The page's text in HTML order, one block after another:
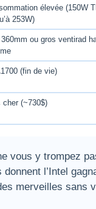
élevée (150W
253W)
ou gros ventirad
(fin de vie)
cher (~730$)
vous y trompez
l’Intel
merveilles